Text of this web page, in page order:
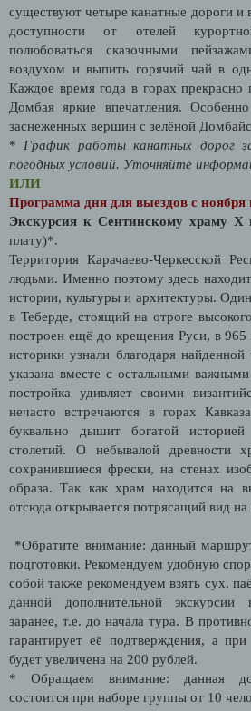
существуют четыре канатные дороги и
доступности от отелей
полюбоваться сказочными
воздухом и выпить горячий чай в
Каждое время года в горах прекрасно
Домбая яркие впечатления.
заснеженных вершин с зелёной
* График работы канатных дорог
погодных условий. Уточняйте
ИЛИ
Программа дня для выездов с ноября
Экскурсия к Сентинскому храму Х
плату)*.
Территория Карачаево-Черкесской
людьми. Именно поэтому здесь
истории, культуры и архитектуры.
в Теберде, стоящий на отроге
построен ещё до крещения Руси, в 965
историки узнали благодаря
указана вместе с остальными
постройка удивляет своими
нечасто встречаются в горах
буквально дышит богатой
столетий. О небывалой древности
сохранившиеся фрески, на стенах
образа. Так как храм находится на
отсюда открывается потрясащий вид
*Обратите внимание: данный
подготовки. Рекомендуем удобную
собой также рекомендуем взять сух.
данной дополнительной экскурсии
заранее, т.е. до начала тура. В
гарантирует её подтверждения, а
будет увеличена на 200 рублей.
* Обращаем внимание: данная
состоится при наборе группы от 10